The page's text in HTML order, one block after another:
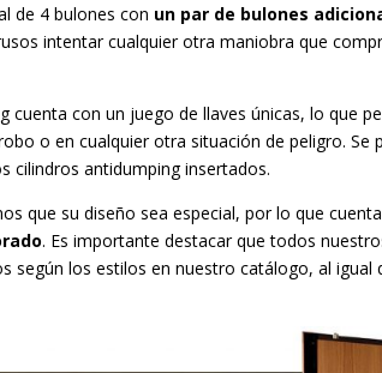
de 4 bulones con un par de bulones
intentar cualquier otra maniobra que
con un juego de llaves únicas, lo que
o en cualquier otra situación de peligro. Se
cilindros antidumping insertados.
que su diseño sea especial, por lo que
. Es importante destacar que todos
según los estilos en nuestro catálogo, al igual